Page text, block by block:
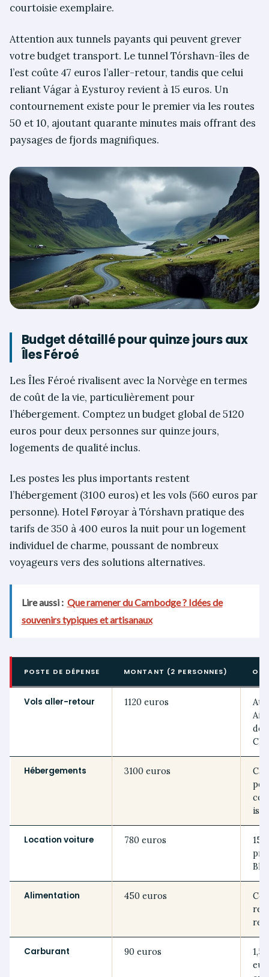
courtoisie exemplaire.
Attention aux tunnels payants qui peuvent grever
votre budget transport. Le tunnel Tórshavn-îles de
l’est coûte 47 euros l’aller-retour, tandis que celui
reliant Vágar à Eysturoy revient à 15 euros. Un
contournement existe pour le premier via les routes
50 et 10, ajoutant quarante minutes mais offrant des
paysages de fjords magnifiques.
Budget détaillé pour quinze jours aux
Îles Féroé
Les Îles Féroé rivalisent avec la Norvège en termes
de coût de la vie, particulièrement pour
l’hébergement. Comptez un budget global de 5120
euros pour deux personnes sur quinze jours,
logements de qualité inclus.
Les postes les plus importants restent
l’hébergement (3100 euros) et les vols (560 euros par
personne). Hotel Føroyar à Tórshavn pratique des
tarifs de 350 à 400 euros la nuit pour un logement
individuel de charme, poussant de nombreux
voyageurs vers des solutions alternatives.
Lire aussi : Que ramener du Cambodge ? Idées de
souvenirs typiques et artisanaux
POSTE DE DÉPENSE MONTANT (2 PERSONNES)
Vols aller-retour 1120 euros
Hébergements 3100 euros
Location voiture 780 euros
15
Alimentation 450 euros
Carburant 90 euros
1,50